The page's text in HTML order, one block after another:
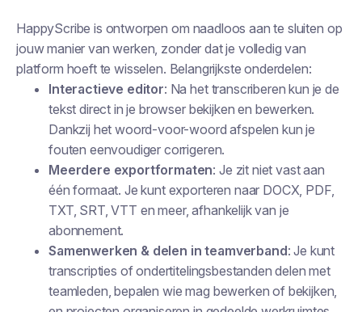
HappyScribe is ontworpen om naadloos aan te sluiten op
jouw manier van werken, zonder dat je volledig van
platform hoeft te wisselen. Belangrijkste onderdelen:
Interactieve editor: Na het transcriberen kun je de
tekst direct in je browser bekijken en bewerken.
Dankzij het woord-voor-woord afspelen kun je
fouten eenvoudiger corrigeren.
Meerdere exportformaten: Je zit niet vast aan
één formaat. Je kunt exporteren naar DOCX, PDF,
TXT, SRT, VTT en meer, afhankelijk van je
abonnement.
Samenwerken & delen in teamverband: Je kunt
transcripties of ondertitelingsbestanden delen met
teamleden, bepalen wie mag bewerken of bekijken,